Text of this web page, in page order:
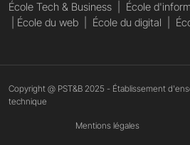
École Tech & Business
École
École du web École du digital
Copyright @ PST&B 2025 - Établissement
technique
Mentions légales